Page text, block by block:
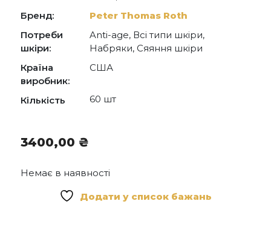
(Avocado) Oil, Lecithin, Lactobacillus Ferment,
Allantoin, Sodium Hyaluronate, Tocopherol,
Ceratonia Siliqua (Carob) Gum, Chondrus Crispus
Extract, Xanthan Gum, Chlorphenesin, Potassium
Chloride, Polyglyceryl-10 Laurate, Dextrin,
Polyglyceryl-10 Myristate, Iron Oxide Red (CI
77491), Disodium EDTA, Synthetic
Fluorphlogopite, Silica, Ultramarines (CI 77007),
Butylene Glycol, Pentylene Glycol, Alcohol, Tin
Бренд:
Peter Thomas Roth
Потреби
шкіри:
Anti-age, Всі типи шкіри,
Набряки, Сяяння шкіри
Країна
виробник:
США
Кількість 60 шт
3400,00 ₴
Немає в наявності
Додати у список бажань